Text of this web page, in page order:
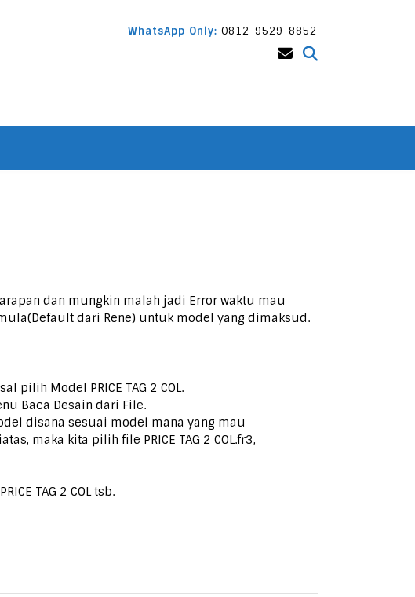
WhatsApp Only: 0812-9529-8852
dan mungkin malah jadi Error waktu mau
dari Rene) untuk model yang dimaksud.
pilih Model PRICE TAG 2 COL.
Baca Desain dari File.
disana sesuai model mana yang mau
maka kita pilih file PRICE TAG 2 COL.fr3,
TAG 2 COL tsb.